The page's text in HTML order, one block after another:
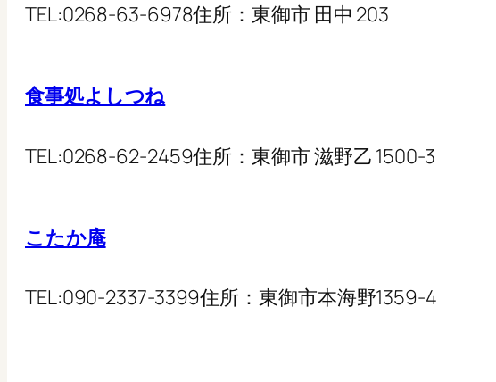
TEL:0268-63-6978住所：東御市 田中 203
食事処よしつね
TEL:0268-62-2459住所： 東御市 滋野乙 1500-3
こたか庵
TEL:090-2337-3399住所：東御市本海野1359-4